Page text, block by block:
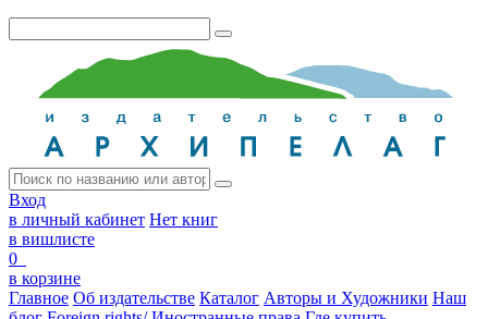
Вход
в личный кабинет Нет книг
в вишлисте
0
в корзине
Главное Об издательстве Каталог Авторы и Художники Наш